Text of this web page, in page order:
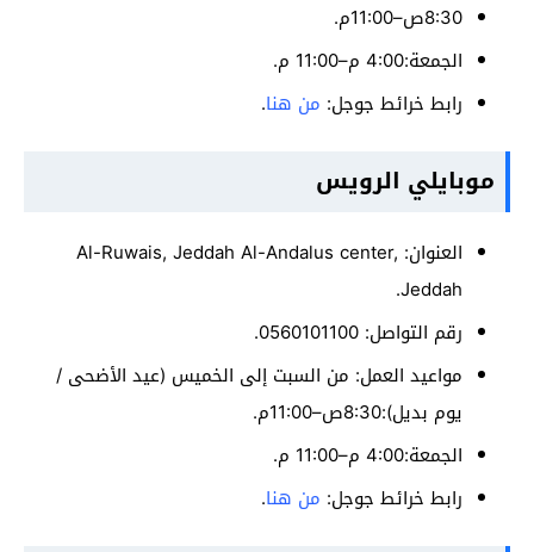
8:30ص–11:00م.
الجمعة:4:00 م–11:00 م.
رابط خرائط جوجل: من هنا.
موبايلي الرويس
العنوان: Al-Ruwais, Jeddah Al-Andalus center,
Jeddah.
رقم التواصل: 0560101100.
مواعيد العمل: من السبت إلى الخميس (عيد الأضحى /
يوم بديل):8:30ص–11:00م.
الجمعة:4:00 م–11:00 م.
رابط خرائط جوجل: من هنا.